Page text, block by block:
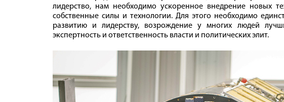
лидерство, нам необходимо ускоренное внедрение новых
собственные силы и технологии. Для этого необходимо
развитию и лидерству, возрождение у многих людей
экспертность и ответственность власти и политических элит.